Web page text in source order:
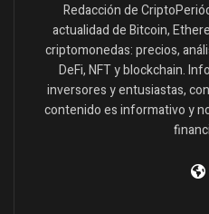
Redacción de
actualidad de Bitcoin,
criptomonedas: precios,
DeFi, NFT y blockchain.
inversores y entusiastas,
contenido es informativo y